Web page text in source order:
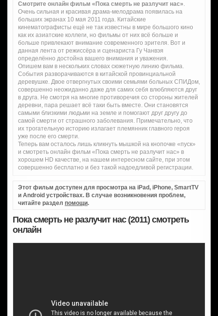
Смотрите онлайн фильм «Пока смерть не разлучит нас».
Очень сильная и красивая драма-мелодрама появилась на
больших экранах 10 мая 2011 года. Китайские
кинематографисты ещё не так известны в мире большого кино
как их азиатские коллеги, но фильмы от них всё больше и
больше привлекают внимание современного зрителя. Вот и
данная лента от режиссёра и сценариста Гу Чанвэя
определённо достойна вашего внимания и уважения.
Опишем вам в нескольких словах сюжетную линию фильма.
События разворачиваются в китайской провинциальной
деревушке. Двое отвергнутых своими семьями больных СПИДом,
совершенно неожиданно даже для самих себя влюбляются друг
в друга. Не смотря на многие противоречия со стороны жителей
деревни, пара решает всё таки быть вместе. Они становятся
самыми близкими людьми на земле и помогают друг другу до
самой смерти от страшного заболевания. Примечательно, что
их трогательную историю излагает племянник главного героя
уже после его смерти.
Теперь вам осталось лишь кликнуть мышкой на кнопочке «пуск»
и смотреть онлайн фильм «Пока смерть не разлучит нас» в
хорошем HD качестве, на нашем интересном сайте, при этом
совершенно бесплатно и без такой надоедливой регистрации.
Этот фильм доступен для просмотра на iPad, iPhone, SmartTV
и Android устройствах. В случае возникновения проблем,
читайте раздел помощи.
Пока смерть не разлучит нас (2011) смотреть
онлайн